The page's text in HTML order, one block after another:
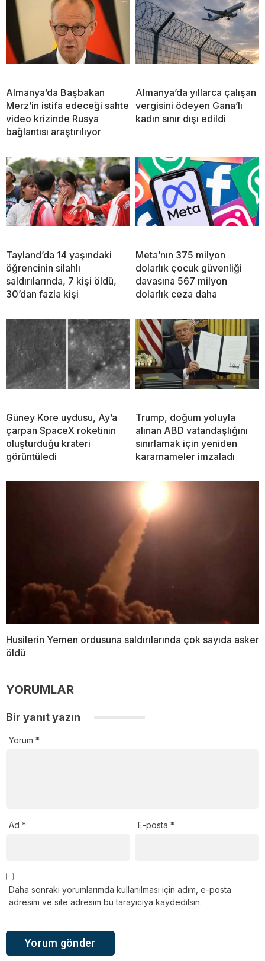
Almanya’da Başbakan
Merz’in istifa edeceği sahte
video krizinde Rusya
bağlantısı araştırılıyor
Almanya’da yıllarca çalışan
vergisini ödeyen Gana’lı
kadın sınır dışı edildi
Tayland’da 14 yaşındaki
öğrencinin silahlı
saldırılarında, 7 kişi öldü,
30’dan fazla kişi
Meta’nın 375 milyon
dolarlık çocuk güvenliği
davasına 567 milyon
dolarlık ceza daha
Güney Kore uydusu, Ay’a
çarpan SpaceX roketinin
oluşturduğu krateri
görüntüledi
Trump, doğum yoluyla
alınan ABD vatandaşlığını
sınırlamak için yeniden
kararnameler imzaladı
Husilerin Yemen ordusuna saldırılarında çok sayıda asker
öldü
YORUMLAR
Bir yanıt yazın
Yorum *
Ad * E-posta*
Daha sonraki yorumlarımda kullanılması için adım, e-posta
adresim ve site adresim bu tarayıcıya kaydedilsin.